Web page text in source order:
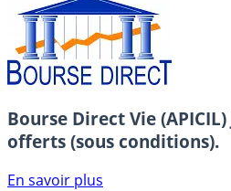
Bourse Direct Vie (APICIL)
offerts (sous conditions).
En savoir plus